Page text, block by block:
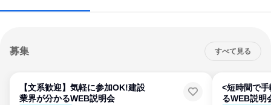
募集 すべて見る
【文系歓迎】気軽に参加OK!建設
業界が分かるWEB説明会
<短時間で
るWEB説明